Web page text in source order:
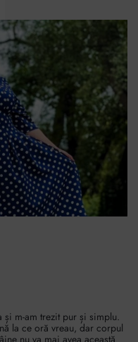
m-am trezit pur și simplu.
la ce oră vreau, dar corpul